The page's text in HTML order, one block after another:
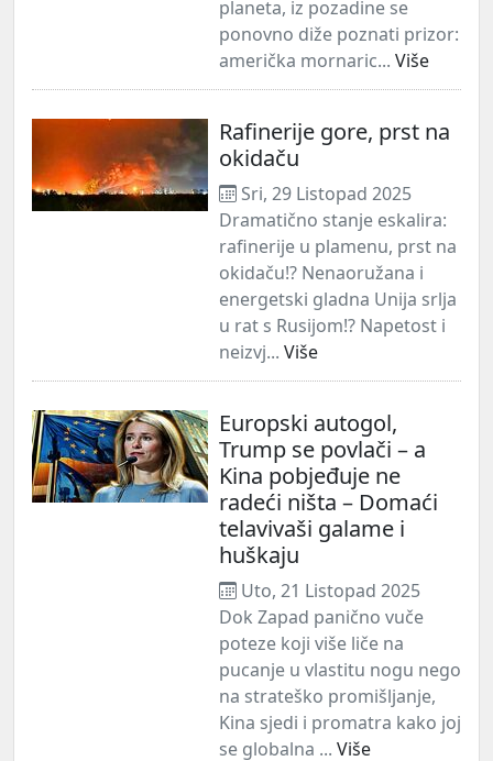
planeta, iz pozadine se
ponovno diže poznati prizor:
američka mornaric... Više
Rafinerije gore, prst na
okidaču
Sri, 29 Listopad 2025
Dramatično stanje eskalira:
rafinerije u plamenu, prst na
okidaču!? Nenaoružana i
energetski gladna Unija srlja
u rat s Rusijom!? Napetost i
neizvj... Više
Europski autogol,
Trump se povlači – a
Kina pobjeđuje ne
radeći ništa – Domaći
telavivaši galame i
huškaju
Uto, 21 Listopad 2025
Dok Zapad panično vuče
poteze koji više liče na
pucanje u vlastitu nogu nego
na strateško promišljanje,
Kina sjedi i promatra kako joj
se globalna ... Više